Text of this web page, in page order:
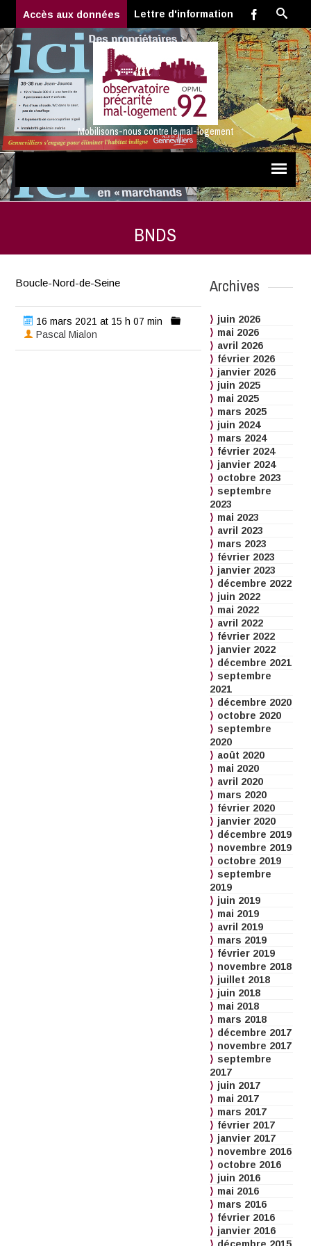
Accès aux données Lettre d'information
Mobilisons-nous contre le mal-logement
BNDS
Boucle-Nord-de-Seine
16 mars 2021 at 15 h 07 min
Pascal Mialon
Archives
juin 2026
mai 2026
avril 2026
février 2026
janvier 2026
juin 2025
mai 2025
mars 2025
juin 2024
mars 2024
février 2024
janvier 2024
octobre 2023
septembre
2023
mai 2023
avril 2023
mars 2023
février 2023
janvier 2023
décembre 2022
juin 2022
mai 2022
avril 2022
février 2022
janvier 2022
décembre 2021
septembre
2021
décembre 2020
octobre 2020
septembre
2020
août 2020
mai 2020
avril 2020
mars 2020
février 2020
janvier 2020
décembre 2019
novembre 2019
octobre 2019
septembre
2019
juin 2019
mai 2019
avril 2019
mars 2019
février 2019
novembre 2018
juillet 2018
juin 2018
mai 2018
mars 2018
décembre 2017
novembre 2017
septembre
2017
juin 2017
mai 2017
mars 2017
février 2017
janvier 2017
novembre 2016
octobre 2016
juin 2016
mai 2016
mars 2016
février 2016
janvier 2016